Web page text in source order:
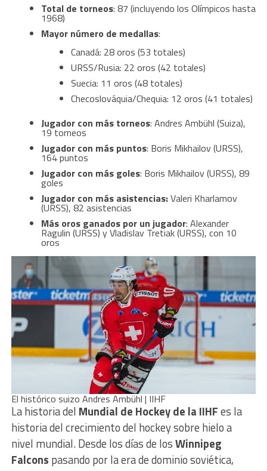
Total de torneos: 87 (incluyendo los Olímpicos hasta
1968)
Mayor número de medallas:
Canadá: 28 oros (53 totales)
URSS/Rusia: 22 oros (42 totales)
Suecia: 11 oros (48 totales)
Checoslováquia/Chequia: 12 oros (41 totales)
Jugador con más torneos: Andres Ambühl (Suiza),
19 torneos
Jugador con más puntos: Boris Mikhailov (URSS),
164 puntos
Jugador con más goles: Boris Mikhailov (URSS), 89
goles
Jugador con más asistencias:Valeri Kharlamov
(URSS), 82 asistencias
Más oros ganados por un jugador: Alexander
Ragulin (URSS) y Vladislav Tretiak (URSS), con 10
oros
El histórico suizo Andres Ambühl | IIHF
La historia del Mundial de Hockey de la IIHFes la
historia del crecimiento del hockey sobre hielo a
nivel mundial. Desde los días de losWinnipeg
Falcons pasando por la era de dominio soviética,